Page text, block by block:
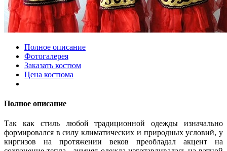
Полное описание
Фотогалерея
Заказать костюм
Цена костюма
Полное описание
Так как стиль любой традиционной одежды изначально
формировался в силу климатических и природных условий, у
киргизов на протяжении веков преобладал акцент на